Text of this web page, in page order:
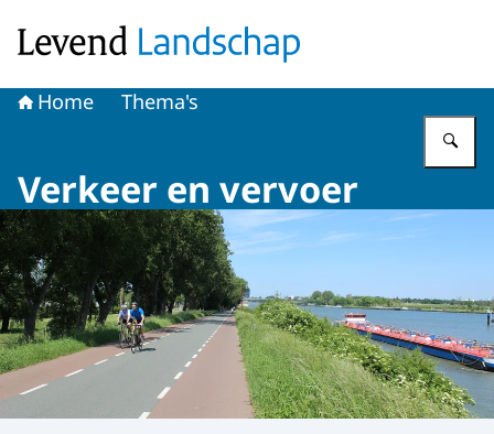
Home Thema's
Verkeer en vervoer